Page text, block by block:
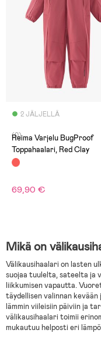
2 JÄLJELLÄ
(0)
Reima Varjelu BugProof
Toppahaalari, Red Clay
69,90 €
Mikä on
Välikausihaalari on lasten
suojaa tuulelta, sateelta ja
liikkumisen vapautta.
täydellisen valinnan
lämmin viileisiin päiviin ja
välikausihaalari toimii
mukautuu helposti eri